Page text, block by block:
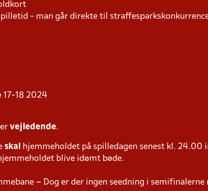
- man går direkte til
17-18 2024
vejledende.
skal
hjemmeholdet på spilledagen senest kl. 24.00
blive idømt bøde.
– Dog er der ingen seedning i